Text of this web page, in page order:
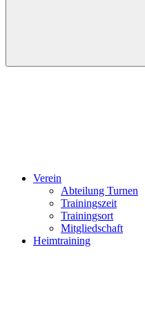
Verein
Abteilung Turnen
Trainingszeit
Trainingsort
Mitgliedschaft
Heimtraining